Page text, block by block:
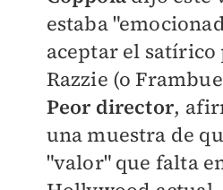
estaba
aceptar el
Razzie (o
Peor director,
una muestra de
"valor" que falta